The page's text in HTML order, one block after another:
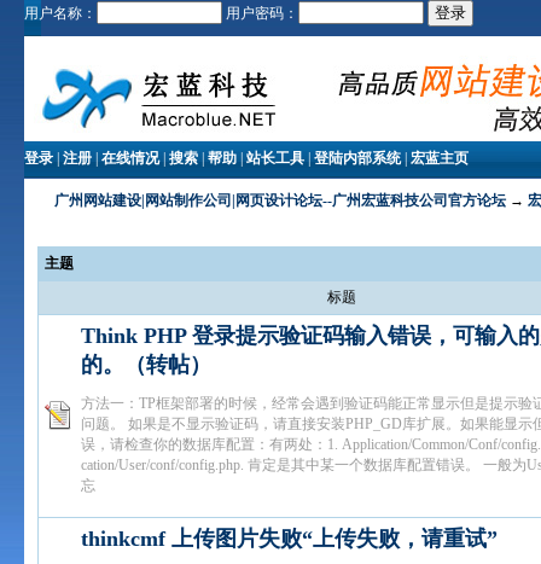
用户名称： 用户密码：
登录| 注册| 在线情况| 搜索| 帮助| 站长工具| 登陆内部系统| 宏蓝主页
广州网站建设|网站制作公司|网页设计论坛--广州宏蓝科技公司官方论坛→
主题
标题
Think PHP 登录提示验证码输入错误，可输入
的。（转帖）
方法一：TP框架部署的时候，经常会遇到验证码能正常显示但是提示验
问题。 如果是不显示验证码，请直接安装PHP_GD库扩展。如果能显示
误，请检查你的数据库配置：有两处：1. Application/Common/Conf/
cation/User/conf/config.php. 肯定是其中某一个数据库配置错误。 一般为
忘
thinkcmf 上传图片失败“上传失败，请重试”